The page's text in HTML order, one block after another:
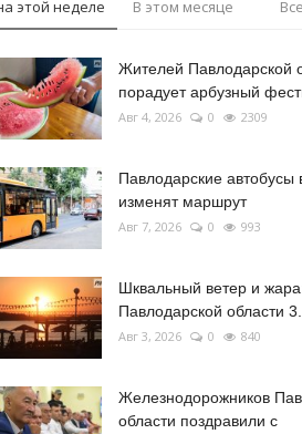
этой неделе В этом месяце
Жителей Павлодарской
порадует арбузный
Авг 4, 2026 0 2309
Павлодарские автобусы
изменят маршрут
Авг 7, 2026 0 993
Шквальный ветер и
Павлодарской области 3...
Авг 3, 2026 0 840
Железнодорожников
области поздравили с